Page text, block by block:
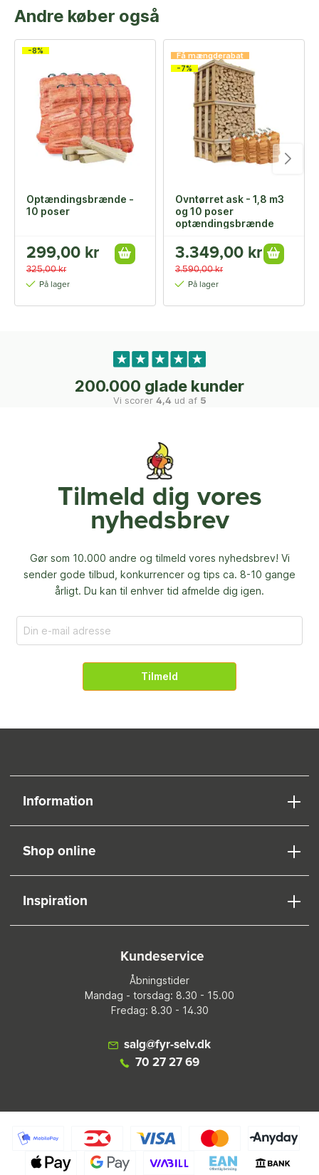
Andre køber også
-8%
Optændingsbrænde -
10 poser
299,00 kr
325,00 kr
På lager
Få mængderabat
-7%
Ovntørret ask - 1,8 m3
og 10 poser
optændingsbrænde
3.349,00 kr
3.590,00 kr
På lager
200.000 glade kunder
Vi scorer 4,4 ud af 5
Tilmeld dig vores
nyhedsbrev
Gør som 10.000 andre og tilmeld vores nyhedsbrev! Vi
sender gode tilbud, konkurrencer og tips ca. 8-10 gange
årligt. Du kan til enhver tid afmelde dig igen.
Tilmeld
Information
Shop online
Inspiration
Kundeservice
Åbningstider
Mandag - torsdag: 8.30 - 15.00
Fredag: 8.30 - 14.30
salg@fyr-selv.dk
70 27 27 69